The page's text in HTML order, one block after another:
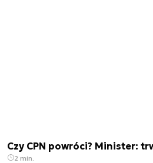
Czy CPN powróci? Minister:
2 min.